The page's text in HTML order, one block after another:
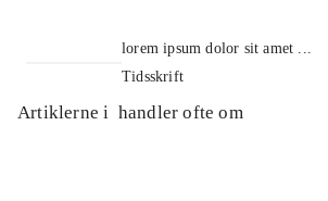
lorem ipsum dolor sit amet ...
Tidsskrift
Artiklerne i handler ofte om